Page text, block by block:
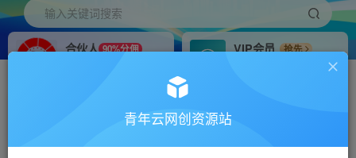
输入关键词搜索
合伙人 90%分佣
VIP会员
抢先
搭建同款网站，自己当老板
青年云网创资源站